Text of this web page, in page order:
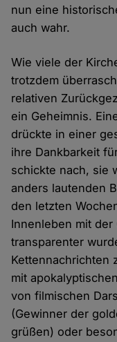
nun eine
auch wahr.
Wie viele der
trotzdem
relativen
ein Geheimnis.
drückte in einer
ihre Dankbarkeit
schickte nach, sie
anders lautenden
den letzten
Innenleben mit
transparenter
Kettennachrichten
mit
von filmischen
(Gewinner der
grüßen) oder